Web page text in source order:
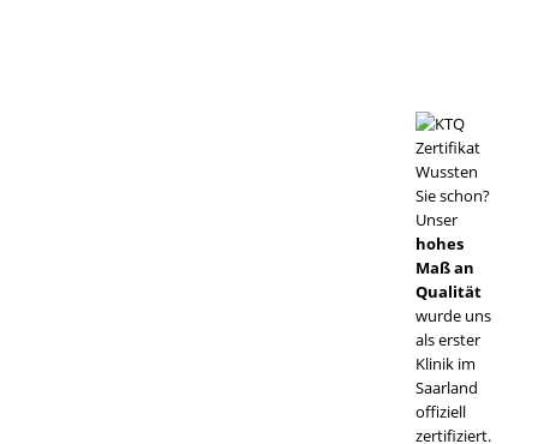
Wussten
Sie schon?
Unser
hohes
Maß an
Qualität
wurde uns
als erster
Klinik im
Saarland
offiziell
zertifiziert.